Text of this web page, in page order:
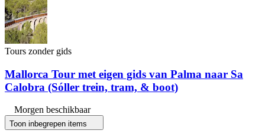
Tours zonder gids
Mallorca Tour met eigen gids van Palma naar Sa
Calobra (Sóller trein, tram, & boot)
Morgen beschikbaar
Toon inbegrepen items